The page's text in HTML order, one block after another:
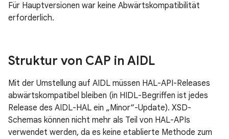
Für Hauptversionen war keine Abwärtskompatibilität
erforderlich.
Struktur von CAP in AIDL
Mit der Umstellung auf AIDL müssen HAL-API-Releases
abwärtskompatibel bleiben (in HIDL-Begriffen ist jedes
Release des AIDL-HAL ein „Minor“-Update). XSD-
Schemas können nicht mehr als Teil von HAL-APIs
verwendet werden, da es keine etablierte Methode zum